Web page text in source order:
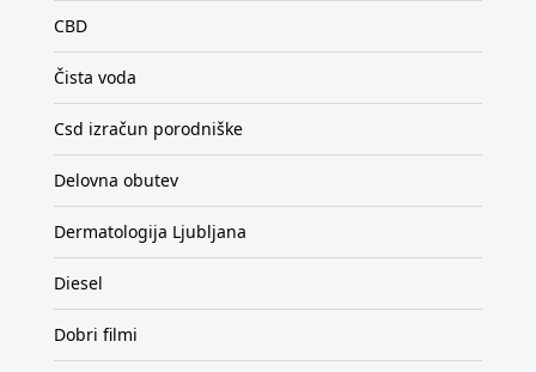
CBD
Čista voda
Csd izračun porodniške
Delovna obutev
Dermatologija Ljubljana
Diesel
Dobri filmi